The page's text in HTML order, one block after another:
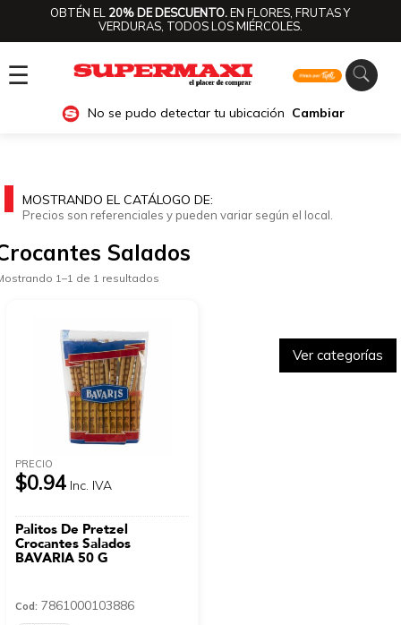
OBTÉN EL 20% DE DESCUENTO.EN FLORES, FRUTAS Y
VERDURAS, TODOS LOS MIÉRCOLES.
☰
No se pudo detectar tu ubicación Cambiar
Ver categorías
MOSTRANDO EL CATÁLOGO DE:
Precios son referenciales y pueden variar según el local.
Salados
1–1 de 1 resultados
PRECIO
$0.94 Inc. IVA
Palitos De Pretzel
Crocantes Salados
BAVARIA 50 G
Cod: 7861000103886